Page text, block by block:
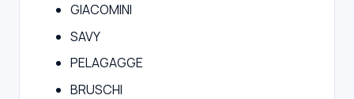
GIACOMINI
SAVY
PELAGAGGE
BRUSCHI